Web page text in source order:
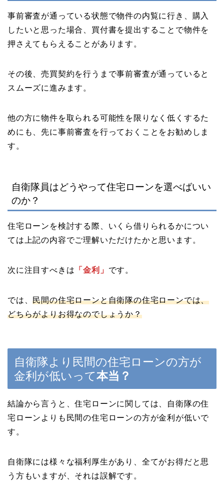
事前審査が通っている状態で物件の内覧に行き、購入
したいと思った場合、買付書を提出することで物件を
押さえてもらえることがあります。
その後、売買契約を行うまで事前審査が通っていると
スムーズに進みます。
他の方に物件を取られる可能性を限りなく低くするた
めにも、先に事前審査を行っておくことをお勧めしま
す。
自衛隊員はどうやって住宅ローンを選べばいい
のか？
住宅ローンを検討する際、いくら借りられるかについ
ては上記の内容でご理解いただけたかと思います。
次に注目すべきは 「金利」 です。
では、民間の住宅ローンと自衛隊の住宅ローンでは、
どちらがよりお得なのでしょうか？
自衛隊より民間の住宅ローンの方が
金利が低いって本当？
結論から言うと、住宅ローンに関しては、自衛隊の住
宅ローンよりも民間の住宅ローンの方が金利が低いで
す。
自衛隊には様々な福利厚生があり、全てがお得だと思
う方もいますが、それは誤解です。